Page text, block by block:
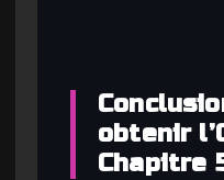
obtenir
Chapitre